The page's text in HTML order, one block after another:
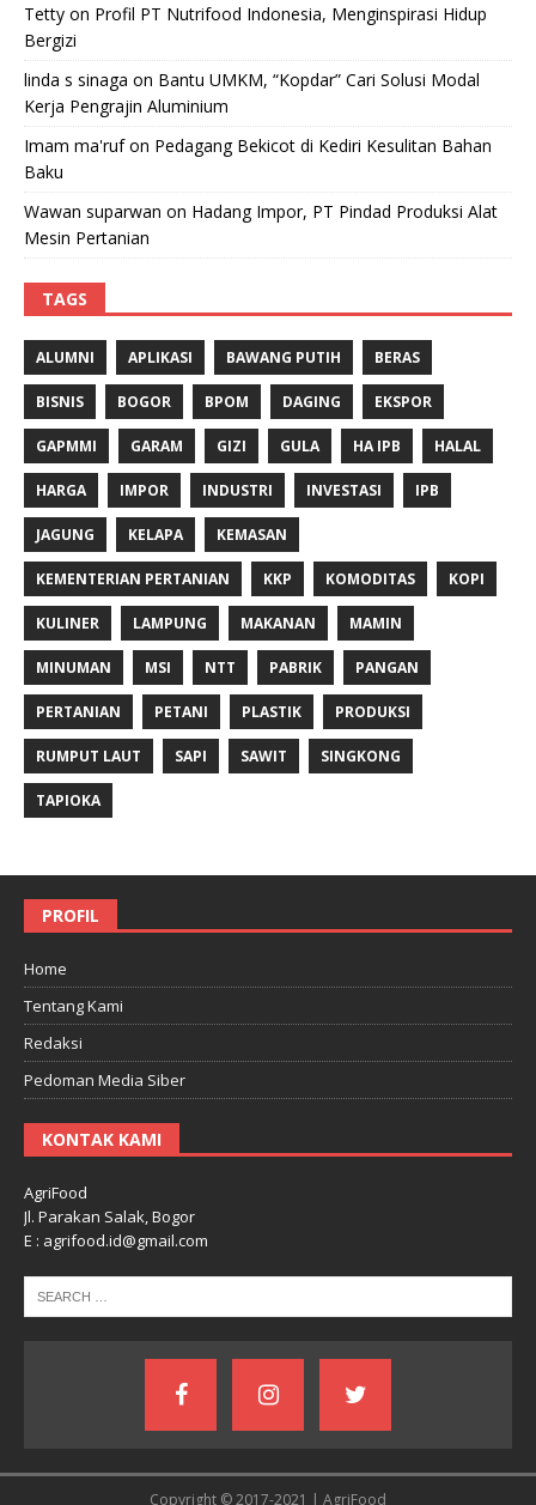
Tetty on Profil PT Nutrifood Indonesia, Menginspirasi Hidup
Bergizi
linda s sinaga on Bantu UMKM, “Kopdar” Cari Solusi Modal
Kerja Pengrajin Aluminium
Imam ma'rufon Pedagang Bekicot di Kediri Kesulitan Bahan
Baku
Wawan suparwan on Hadang Impor, PT Pindad Produksi Alat
Mesin Pertanian
TAGS
ALUMNI APLIKASI BAWANG PUTIH BERAS
BISNIS BOGOR BPOM DAGING EKSPOR
GAPMMI GARAM GIZI GULA HA IPB HALAL
HARGA IMPOR INDUSTRI INVESTASI IPB
JAGUNG KELAPA KEMASAN
KEMENTERIAN PERTANIAN KKP KOMODITAS KOPI
KULINER LAMPUNG MAKANAN MAMIN
MINUMAN MSI NTT PABRIK PANGAN
PERTANIAN PETANI PLASTIK PRODUKSI
RUMPUT LAUT SAPI SAWIT SINGKONG
TAPIOKA
PROFIL
Home
Tentang Kami
Redaksi
Pedoman Media Siber
KONTAK KAMI
AgriFood
Jl. Parakan Salak, Bogor
E : agrifood.id@gmail.com
Copyright © 2017-2021 | AgriFood